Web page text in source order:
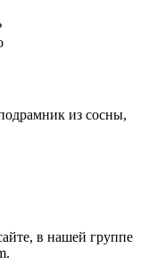
из сосны,
в нашей группе